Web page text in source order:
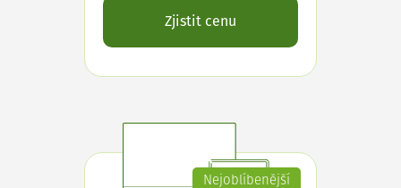
Zjistit cenu
Nejoblíbenější